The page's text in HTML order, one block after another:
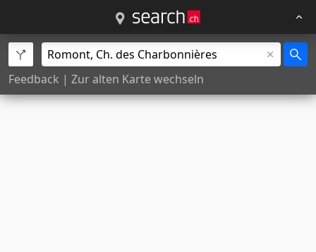
Feedback | Zur alten Karte wechseln